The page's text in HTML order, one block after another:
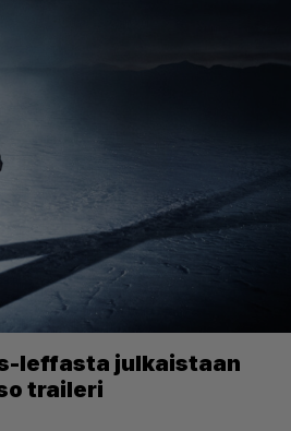
leffasta julkaistaan
traileri